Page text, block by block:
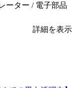
ーター / 電子部品
詳細を表示